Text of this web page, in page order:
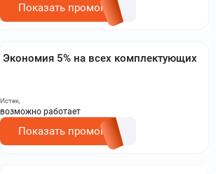
Показать промокод
Экономия 5% на всех комплектующих
Истек,
возможно работает
Показать промокод